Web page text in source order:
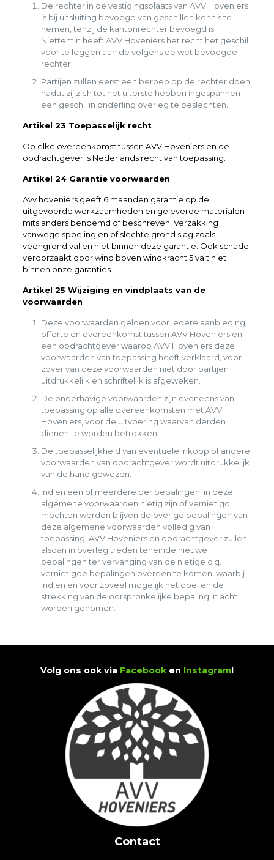
De rechter in de vestigingsplaats van AVV Hoveniers
is bij uitsluiting bevoegd van geschillen kennis te
nemen, tenzij de kantonrechter bevoegd is.
Niettemin heeft AVV Hoveniers het recht het geschil
voor te leggen aan de volgens de wet bevoegde
rechter.
Partijen zullen eerst een beroep op de rechter doen
nadat zij zich tot het uiterste hebben ingespannen
een geschil in onderling overleg te beslechten.
Artikel 23 Toepasselijk recht
Op elke overeenkomst tussen AVV Hoveniers en de
opdrachtgever is Nederlands recht van toepassing.
Artikel 24 Garantie voorwaarden
Avv hoveniers geeft 6 maanden garantie op de
uitgevoerde werkzaamheden en geleverde materialen
mits anders benoemd of beschreven. Verzakking
vanwege spoeling en of slechte grond slag zoals
veengrond vallen niet binnen deze garantie. Ook schade
veroorzaakt door wind boven windkracht 5 valt niet
binnen onze garanties.
Artikel 25 Wijziging en vindplaats van de
voorwaarden
Deze voorwaarden gelden voor iedere aanbieding,
offerte en overeenkomst tussen AVV Hoveniers en
een opdrachtgever waarop AVV Hoveniers deze
voorwaarden van toepassing heeft verklaard, voor
zover van deze voorwaarden niet door partijen
uitdrukkelijk en schriftelijk is afgeweken.
De onderhavige voorwaarden zijn eveneens van
toepassing op alle overeenkomsten met AVV
Hoveniers, voor de uitvoering waarvan derden
dienen te worden betrokken.
De toepasselijkheid van eventuele inkoop­ of andere
voorwaarden van opdrachtgever wordt uitdrukkelijk
van de hand gewezen.
Indien een of meerdere der bepalingen in deze
algemene voorwaarden nietig zijn of vernietigd
mochten worden blijven de overige bepalingen van
deze algemene voorwaarden volledig van
toepassing. AVV Hoveniers en opdrachtgever zullen
alsdan in overleg treden teneinde nieuwe
bepalingen ter vervanging van de nietige c.q.
vernietigde bepalingen overeen te komen, waarbij
indien en voor zoveel mogelijk het doel en de
strekking van de oorspronkelijke bepaling in acht
worden genomen.
Volg ons ook via Facebooken Instagram!
Contact